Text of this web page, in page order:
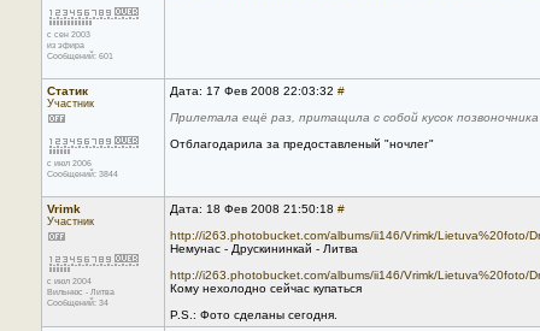
с сен 2003
из эфира
Сообщений: 601
Статик
Участник
с июл 2006
Сообщений: 3844
Дата: 17 Фев 2008 22:03:32 #
Прилетала ещё раз, притащила с собой кусок
Отблагодарила за предоставленый "ночлег"
Vrimk
Участник
с июл 2004
Вильнюс - Литва
Сообщений: 34
Дата: 18 Фев 2008 21:50:18 #
http://i263.photobucket.com/albums/ii146/Vrimk/Lietuva%20foto/
Немунас - Друскининкай - Литва
http://i263.photobucket.com/albums/ii146/Vrimk/Lietuva%20foto/
Кому нехолодно сейчас купаться
P.S.: Фото сделаны сегодня.